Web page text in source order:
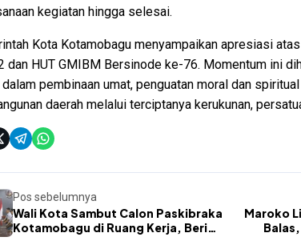
kegiatan hingga selesai.
Kota Kotamobagu menyampaikan apresiasi
dan HUT GMIBM Bersinode ke-76. Momentum ini
pembinaan umat, penguatan moral dan
daerah melalui terciptanya kerukunan,
Pos sebelumnya
Wali Kota Sambut Calon Paskibraka
Kotamobagu di Ruang Kerja, Beri
Maroko